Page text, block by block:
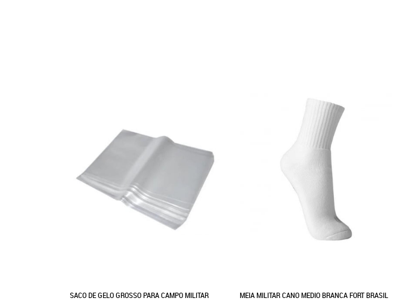
SACO DE GELO GROSSO PARA CAMPO MILITAR
MEIA MILITAR CANO MEDIO BRANCA FORT BRASIL